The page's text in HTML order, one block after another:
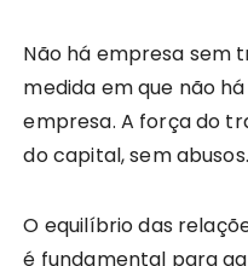
Não há empresa sem
medida em que não
empresa. A força do
do capital, sem abusos.
O equilíbrio das
é fundamental para